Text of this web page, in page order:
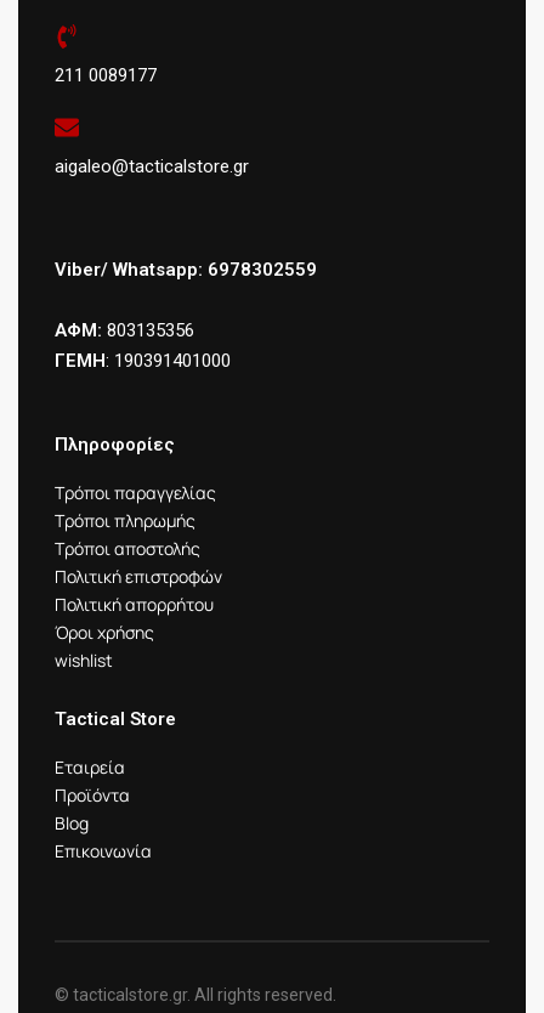
211 0089177
aigaleo@tacticalstore.gr
Viber/ Whatsapp: 6978302559
ΑΦΜ: 803135356
ΓΕΜΗ: 190391401000
Πληροφορίες
Τρόποι παραγγελίας
Τρόποι πληρωμής
Τρόποι αποστολής
Πολιτική επιστροφών
Πολιτική απορρήτου
Όροι χρήσης
wishlist
Tactical Store
Εταιρεία
Προϊόντα
Blog
Επικοινωνία
© tacticalstore.gr. All rights reserved.